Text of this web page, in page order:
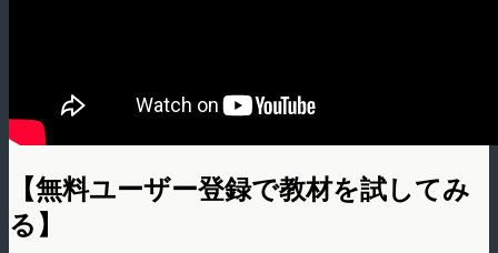
【無料ユーザー登録で教材を試してみ
る】